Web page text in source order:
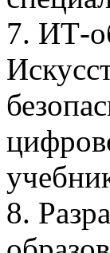
7. ИТ-
8.